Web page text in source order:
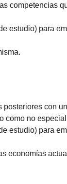
competencias
estudio) para
con
como no
estudio) para
economías